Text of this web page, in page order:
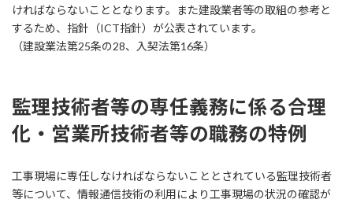
ければならないこととなります。また建設業者等の取組の参考と
するため、指針（ICT指針）が公表されています。
（建設業法第25条の28、入契法第16条）
監理技術者等の専任義務に係る合理
化・営業所技術者等の職務の特例
工事現場に専任しなければならないこととされている監理技術者
等について、情報通信技術の利用により工事現場の状況の確認が